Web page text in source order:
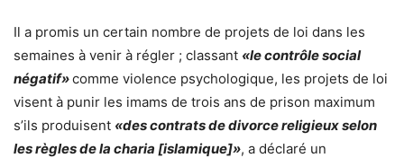
Il a promis un certain nombre de projets de loi dans les
semaines à venir à régler ; classant «le contrôle social
négatif»comme violence psychologique, les projets de loi
visent à punir les imams de trois ans de prison maximum
s’ils produisent «des contrats de divorce religieux selon
les règles de la charia [islamique]», a déclaré un